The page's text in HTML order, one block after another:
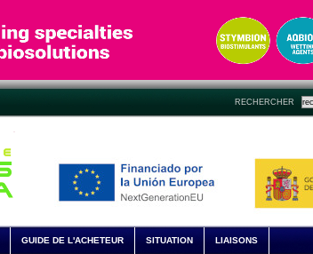
RECHERCHER
GUIDE DE L'ACHETEUR SITUATION LIAISONS